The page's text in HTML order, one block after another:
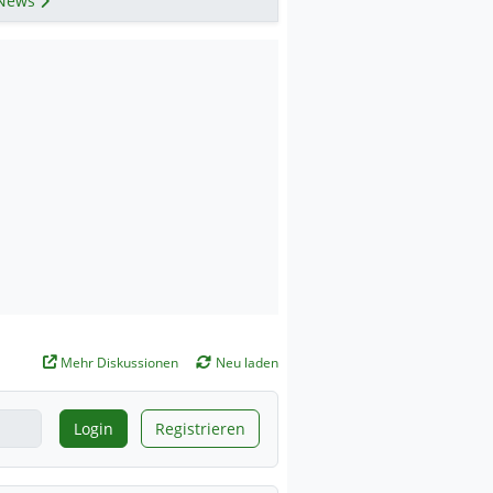
Mehr Diskussionen Neu laden
Login Registrieren